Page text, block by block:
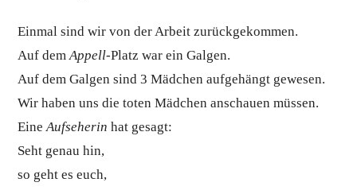
Einmal sind wir von der Arbeit zurückgekommen.
Auf demAppell-Platz war ein Galgen.
Auf dem Galgen sind 3 Mädchen aufgehängt gewesen.
Wir haben uns die toten Mädchen anschauen müssen.
EineAufseherin hat gesagt:
Seht genau hin,
so geht es euch,